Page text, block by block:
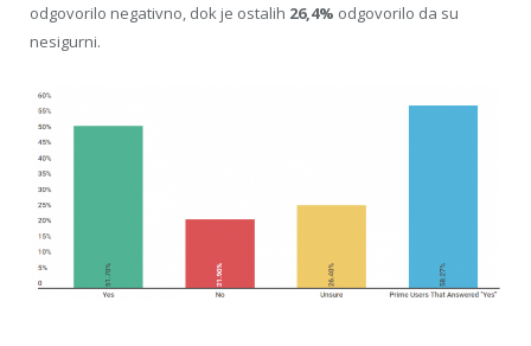
odgovorilo negativno, dok je ostalih 26,4% odgovorilo da su
nesigurni.